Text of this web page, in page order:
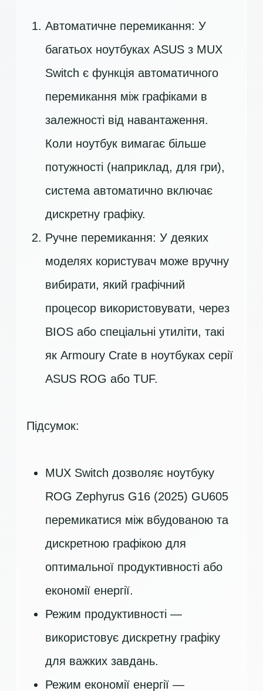
Автоматичне перемикання: У
багатьох ноутбуках ASUS з MUX
Switch є функція автоматичного
перемикання між графіками в
залежності від навантаження.
Коли ноутбук вимагає більше
потужності (наприклад, для гри),
система автоматично включає
дискретну графіку.
Ручне перемикання: У деяких
моделях користувач може вручну
вибирати, який графічний
процесор використовувати, через
BIOS або спеціальні утиліти, такі
як Armoury Crate в ноутбуках серії
ASUS ROG або TUF.
Підсумок:
MUX Switch дозволяє ноутбуку
ROG Zephyrus G16 (2025) GU605
перемикатися між вбудованою та
дискретною графікою для
оптимальної продуктивності або
економії енергії.
Режим продуктивності —
використовує дискретну графіку
для важких завдань.
Режим економії енергії —